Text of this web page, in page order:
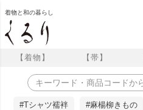
着物と和の暮らし
【着物】 【帯】
#Tシャツ襦袢 #麻楊柳きもの